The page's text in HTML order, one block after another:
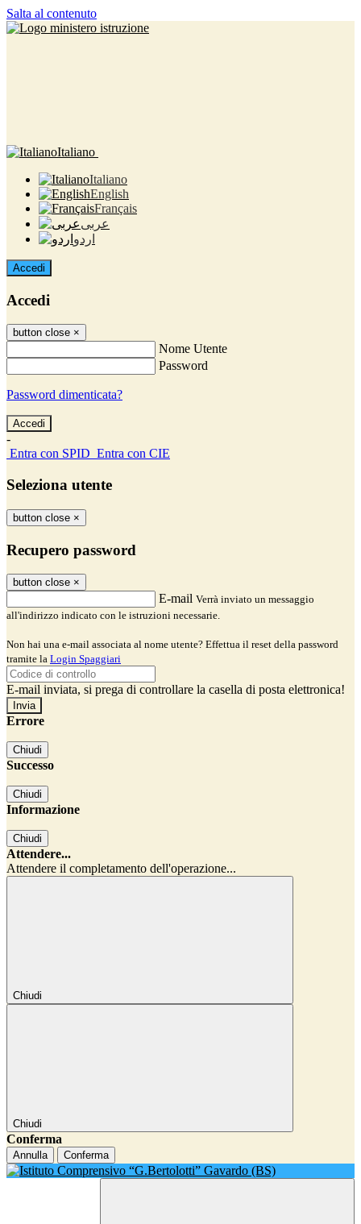
Salta al contenuto
Italiano
Italiano
English
Français
عربى
اردو
Accedi
Accedi
button close ×
Nome Utente
Password
Password dimenticata?
-
Entra con SPID Entra con CIE
Seleziona utente
button close ×
Recupero password
button close ×
E-mail Verrà inviato un messaggio
all'indirizzo indicato con le istruzioni necessarie.
Non hai una e-mail associata al nome utente? Effettua il reset della password
tramite la Login Spaggiari
E-mail inviata, si prega di controllare la casella di posta elettronica!
Errore
Chiudi
Successo
Chiudi
Informazione
Chiudi
Attendere...
Attendere il completamento dell'operazione...
Chiudi
Chiudi
Conferma
Annulla Conferma